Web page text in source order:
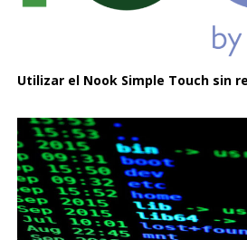
Utilizar el Nook Simple Touch sin